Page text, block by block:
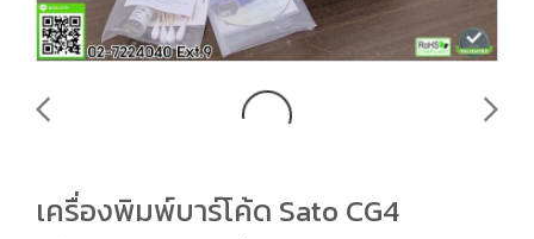
เครื่องพิมพ์บาร์โค้ด Sato CG4